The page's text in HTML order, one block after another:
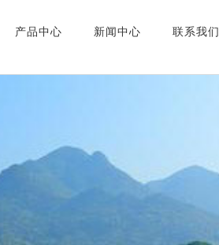
产品中心 新闻中心 联系我们